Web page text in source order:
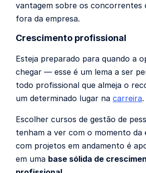
vantagem sobre os concorrentes
fora da empresa.
Crescimento profissional
Esteja preparado para quando a
chegar — esse é um lema a ser
todo profissional que almeja o
um determinado lugar na carreira.
Escolher cursos de gestão de
tenham a ver com o momento da
com projetos em andamento é
em uma base sólida de